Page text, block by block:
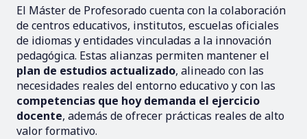
El Máster de Profesorado cuenta con la colaboración
de centros educativos, institutos, escuelas oficiales
de idiomas y entidades vinculadas a la innovación
pedagógica. Estas alianzas permiten mantener el
plan de estudios actualizado, alineado con las
necesidades reales del entorno educativo y con las
competencias que hoy demanda el ejercicio
docente, además de ofrecer prácticas reales de alto
valor formativo.